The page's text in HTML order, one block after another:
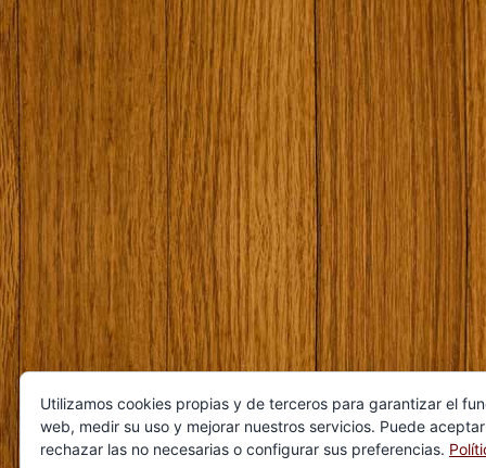
Utilizamos cookies propias y de terceros para garantizar el
web, medir su uso y mejorar nuestros servicios. Puede
rechazar las no necesarias o configurar sus preferencias.